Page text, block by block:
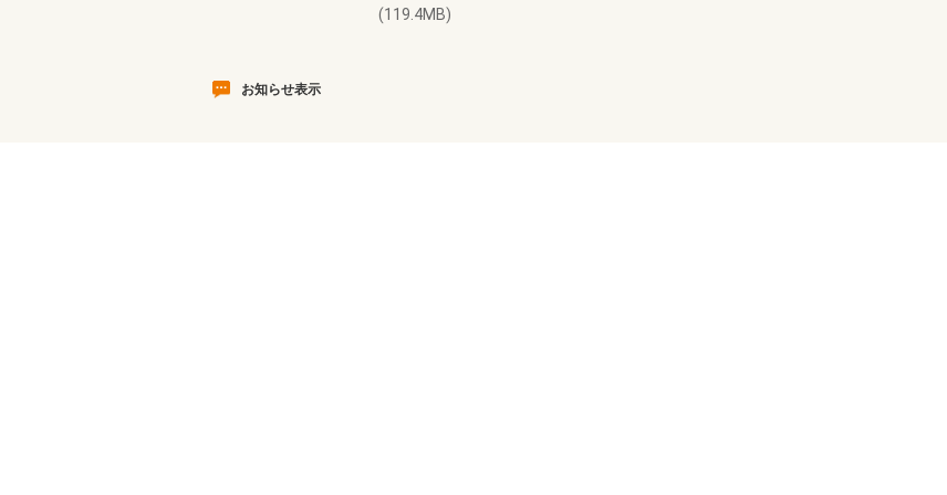
(119.4MB)
お知らせ表示